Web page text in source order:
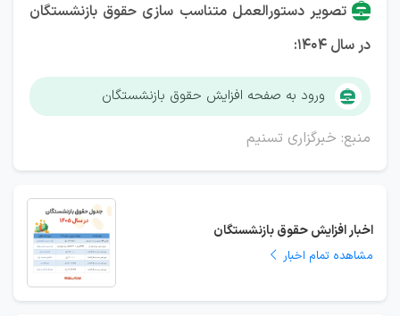
تصویر دستورالعمل متناسب سازی حقوق بازنشستگان
در سال 1404:
ورود به صفحه افزایش حقوق بازنشستگان
منبع: خبرگزاری تسنیم
اخبار افزایش حقوق بازنشستگان
مشاهده تمام اخبار